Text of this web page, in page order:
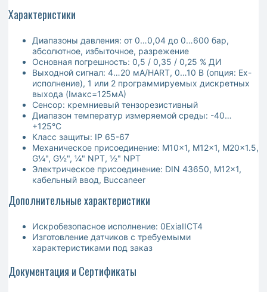
Характеристики
Диапазоны давления: от 0…0,04 до 0…600 бар,
абсолютное, избыточное, разрежение
Основная погрешность: 0,5 / 0,35 / 0,25 % ДИ
Выходной сигнал: 4…20 мА/HART, 0…10 В (опция: Ex-
исполнение), 1 или 2 программируемых дискретных
выхода (Iмакс=125мА)
Сенсор: кремниевый тензорезистивный
Диапазон температур измеряемой среды: -40…
+125°C
Класс защиты: IP 65-67
Механическое присоединение: M10x1, M12x1, M20x1.5,
G¼", G½", ¼" NPT, ½" NPT
Электрическое присоединение: DIN 43650, M12x1,
кабельный ввод, Buccaneer
Дополнительные характеристики
Искробезопасное исполнение: 0ExiaIICT4
Изготовление датчиков с требуемыми
характеристиками под заказ
Документация и Сертификаты